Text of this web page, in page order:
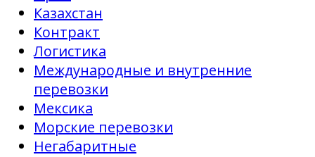
Казахстан
Контракт
Логистика
Международные и внутренние
перевозки
Мексика
Морские перевозки
Негабаритные